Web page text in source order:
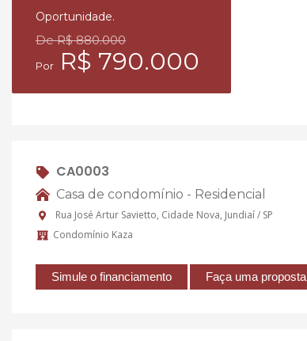
Oportunidade.
De R$ 880.000
Por R$ 790.000
CA0003
Casa de condomínio - Residencial
Rua José Artur Savietto, Cidade Nova, Jundiaí / SP
Condomínio Kaza
Simule o financiamento Faça uma proposta